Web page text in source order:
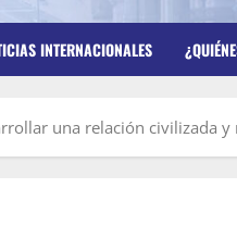
INTERNACIONALES
una relación civilizada